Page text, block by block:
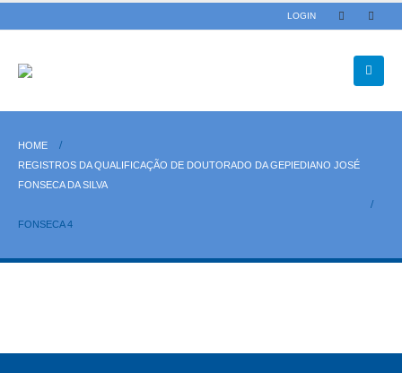
LOGIN
HOME
REGISTROS DA QUALIFICAÇÃO DE DOUTORADO DA GEPIEDIANO JOSÉ
FONSECA DA SILVA
FONSECA 4